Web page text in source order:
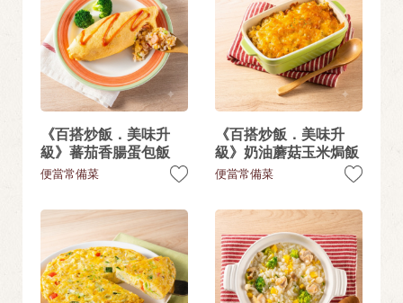
《百搭炒飯．美味升
級》蕃茄香腸蛋包飯
便當常備菜
《百搭炒飯．美味升
級》奶油蘑菇玉米焗飯
便當常備菜